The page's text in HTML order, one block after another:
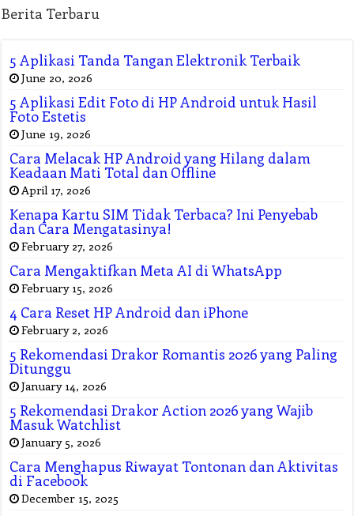
Berita Terbaru
5 Aplikasi Tanda Tangan Elektronik Terbaik
June 20, 2026
5 Aplikasi Edit Foto di HP Android untuk Hasil
Foto Estetis
June 19, 2026
Cara Melacak HP Android yang Hilang dalam
Keadaan Mati Total dan Offline
April 17, 2026
Kenapa Kartu SIM Tidak Terbaca? Ini Penyebab
dan Cara Mengatasinya!
February 27, 2026
Cara Mengaktifkan Meta AI di WhatsApp
February 15, 2026
4 Cara Reset HP Android dan iPhone
February 2, 2026
5 Rekomendasi Drakor Romantis 2026 yang Paling
Ditunggu
January 14, 2026
5 Rekomendasi Drakor Action 2026 yang Wajib
Masuk Watchlist
January 5, 2026
Cara Menghapus Riwayat Tontonan dan Aktivitas
di Facebook
December 15, 2025